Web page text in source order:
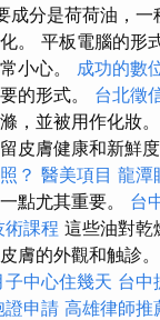
成分是荷荷油，
。 平板電腦的形
小心。 成功的數
的形式。 台北徵
，並被用作化妝。
皮膚健康和新鮮
？ 醫美項目 龍潭
點尤其重要。 台
術課程 這些油對乾
膚的外觀和触診
子中心住幾天 台中
證申請 高雄律師推